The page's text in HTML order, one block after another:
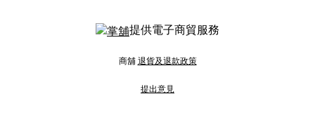
提供電子商貿服務
商舖 退貨及退款政策
提出意見